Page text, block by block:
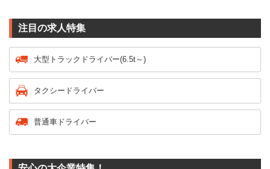
注目の求人特集
大型トラックドライバー(6.5t～)
タクシードライバー
普通車ドライバー